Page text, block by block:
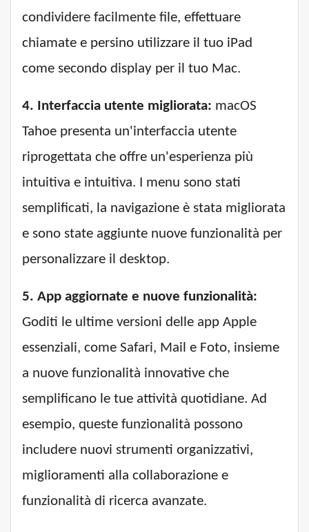
condividere facilmente file, effettuare
chiamate e persino utilizzare il tuo iPad
come secondo display per il tuo Mac.
4. Interfaccia utente migliorata: macOS
Tahoe presenta un'interfaccia utente
riprogettata che offre un'esperienza più
intuitiva e intuitiva. I menu sono stati
semplificati, la navigazione è stata migliorata
e sono state aggiunte nuove funzionalità per
personalizzare il desktop.
5. App aggiornate e nuove funzionalità:
Goditi le ultime versioni delle app Apple
essenziali, come Safari, Mail e Foto, insieme
a nuove funzionalità innovative che
semplificano le tue attività quotidiane. Ad
esempio, queste funzionalità possono
includere nuovi strumenti organizzativi,
miglioramenti alla collaborazione e
funzionalità di ricerca avanzate.